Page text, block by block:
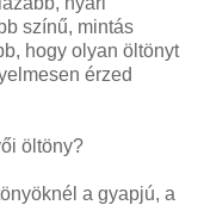
színű, mintás
hogy olyan öltönyt
érzed
öltöny?
a gyapjú, a